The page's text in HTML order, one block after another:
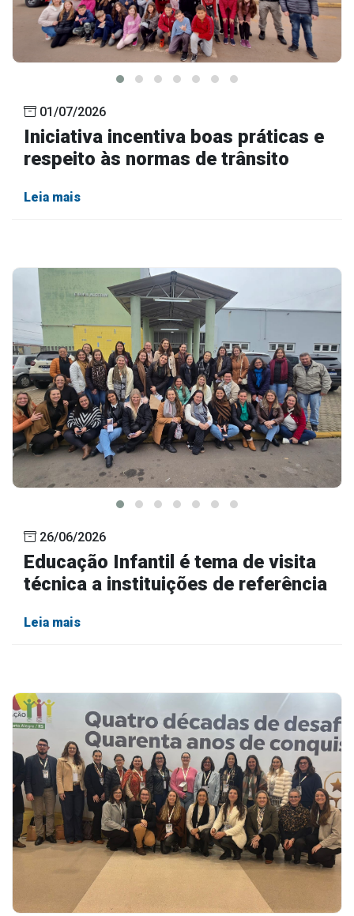
01/07/2026
Iniciativa incentiva boas práticas e
respeito às normas de trânsito
Leia mais
26/06/2026
Educação Infantil é tema de visita
técnica a instituições de referência
Leia mais